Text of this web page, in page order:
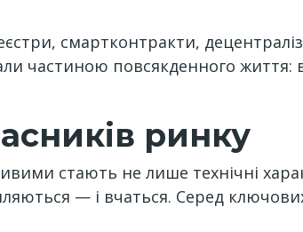
смартконтракти,
повсякденного життя:
ринку
стають не лише технічні
— і вчаться. Серед